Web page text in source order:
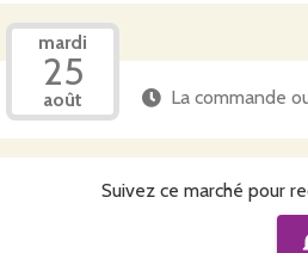
mardi
25
août La commande
Suivez ce marché pour